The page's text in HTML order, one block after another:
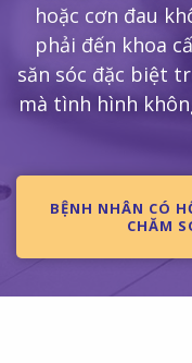
hoặc cơn đau
phải đến khoa
săn sóc đặc biệt
mà tình hình
BỆNH NHÂN CÓ
CHĂM